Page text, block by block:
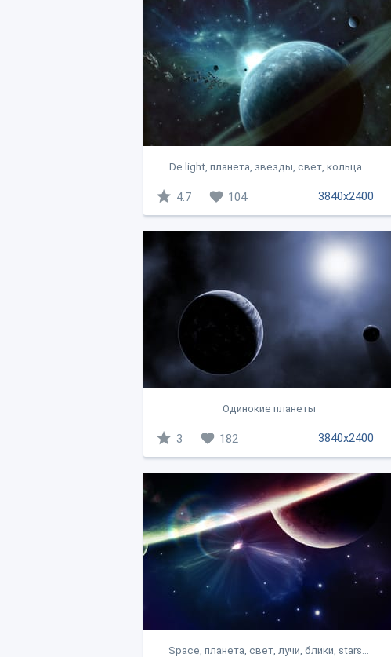
De light, планета, звезды, свет, кольца...
3840x2400
4.7 104
Одинокие планеты
3840x2400
3 182
Space, планета, свет, лучи, блики, stars...